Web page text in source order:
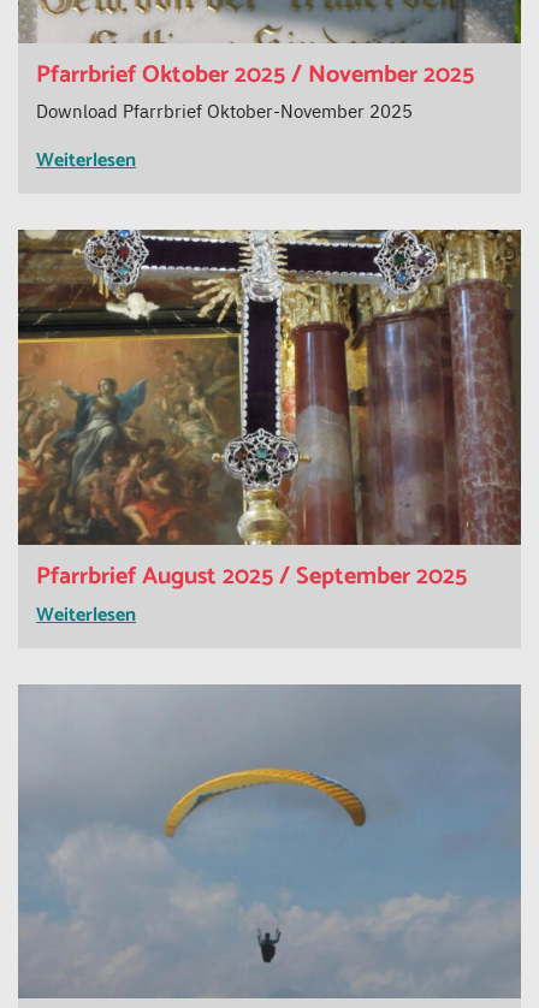
Pfarrbrief Oktober 2025 / November 2025
Download Pfarrbrief Oktober-November 2025
Weiterlesen
Pfarrbrief August 2025 / September 2025
Weiterlesen